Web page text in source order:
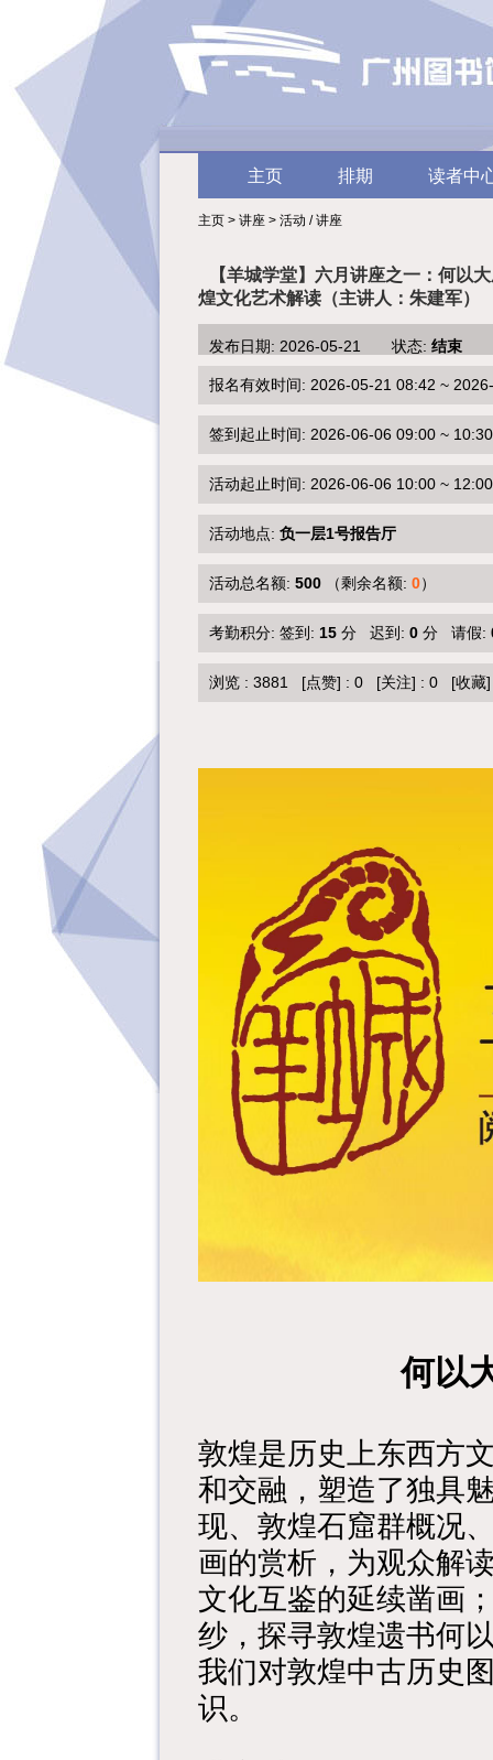
主页 排期 读者中
主页 > 讲座 > 活动 / 讲座
【羊城学堂】六月讲座之一：何以
煌文化艺术解读（主讲人：朱建军）
发布日期: 2026-05-21 状态: 结束
报名有效时间: 2026-05-21 08:42 ~
签到起止时间: 2026-06-06 09:00 ~ 10:30
活动起止时间: 2026-06-06 10:00 ~ 12:00
活动地点: 负一层1号报告厅
活动总名额: 500 （剩余名额: 0）
考勤积分: 签到: 15 分 迟到: 0 分 请假:
浏览 : 3881 [点赞] : 0 [关注] : 0 [收藏]
何以
敦煌是历史上东西方
和交融，塑造了独具
现、敦煌石窟群概况
画的赏析，为观众解
文化互鉴的延续凿画
纱，探寻敦煌遗书何
我们对敦煌中古历史
识。